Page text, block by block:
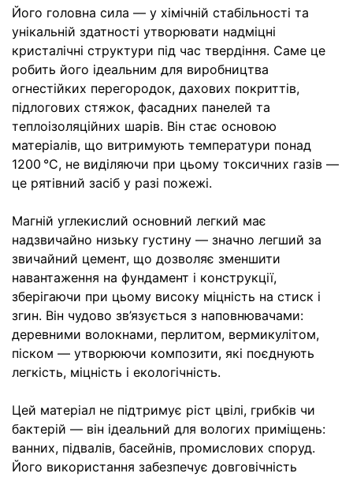
Його головна сила — у хімічній стабільності та
унікальній здатності утворювати надміцні
кристалічні структури під час твердіння. Саме це
робить його ідеальним для виробництва
огнестійких перегородок, дахових покриттів,
підлогових стяжок, фасадних панелей та
теплоізоляційних шарів. Він стає основою
матеріалів, що витримують температури понад
1200 °C, не виділяючи при цьому токсичних газів —
це рятівний засіб у разі пожежі.
Магній углекислий основний легкий має
надзвичайно низьку густину — значно легший за
звичайний цемент, що дозволяє зменшити
навантаження на фундамент і конструкції,
зберігаючи при цьому високу міцність на стиск і
згин. Він чудово зв’язується з наповнювачами:
деревними волокнами, перлитом, вермикулітом,
піском — утворюючи композити, які поєднують
легкість, міцність і екологічність.
Цей матеріал не підтримує ріст цвілі, грибків чи
бактерій — він ідеальний для вологих приміщень:
ванних, підвалів, басейнів, промислових споруд.
Його використання забезпечує довговічність